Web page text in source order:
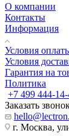
О компании
Контакты
Информация
Условия
Условия
Гарантия на
Политика
+7 499 444-
Заказать
г. Москва,